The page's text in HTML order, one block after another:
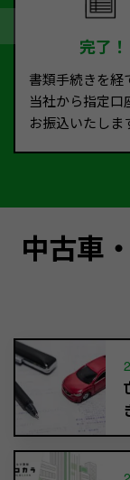
完了！
書類手続きを経
当社から指定口
お振込いたしま
中古車